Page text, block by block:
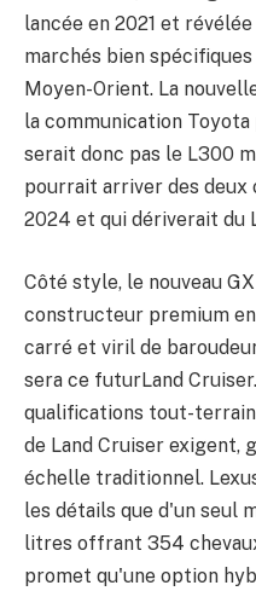
lancée en 2021 et
marchés bien
Moyen-Orient. La
la communication Toyota
serait donc pas le L300
pourrait arriver des deux
2024 et qui dériverait du
Côté style, le nouveau
constructeur premium en
carré et viril de
sera ce futurLand
qualifications tout-
de Land Cruiser exigent,
échelle traditionnel.
les détails que d'un seul
litres offrant 354
promet qu'une option